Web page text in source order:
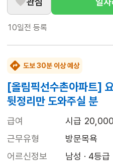
10일전 등록
도보 30분 이상 예상
[올림픽선수촌아파트]
뒷정리만 도와주실 분
급여
시급
근무유형
방문목욕
어르신정보
남성 · 4등급